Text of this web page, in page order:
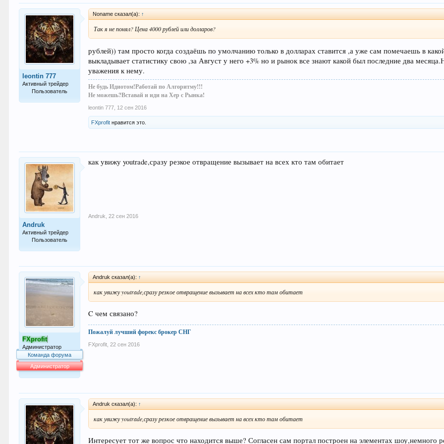
leontin 777
Активный трейдер
Пользователь
Noname сказал(а): ↑
Так я не понял? Цена 4000 рублей или долларов?
рублей)) там просто когда создаёшь по умолчанию только в долларах ставится ,а уже сам помечаешь в
выкладывает статистику свою ,за Август у него +3% но и рынок все знают какой был последние два
уважения к нему.
Не будь Идиотом!Работай по Алгоритму!!!
Не можешь?Вставай и иди на Хер с Рынка!
leontin 777 12 сен 2016
FXprofit нравится это.
Andruk
Активный трейдер
Пользователь
как увижу youtrade,сразу резкое отвращение вызывает на всех кто там обитает
Andruk 22 сен 2016
FXprofit
Администратор
Команда форума
Администратор
Andruk сказал(а): ↑
как увижу youtrade,сразу резкое отвращение вызывает на всех кто там обитает
C чем связано?
Пожалуй лучший форекс брокер СНГ
FXprofit 22 сен 2016
Andruk сказал(а): ↑
как увижу youtrade,сразу резкое отвращение вызывает на всех кто там обитает
Интересует тот же вопрос что находится выше? Согласен сам портал построен на элементах шоу,немного